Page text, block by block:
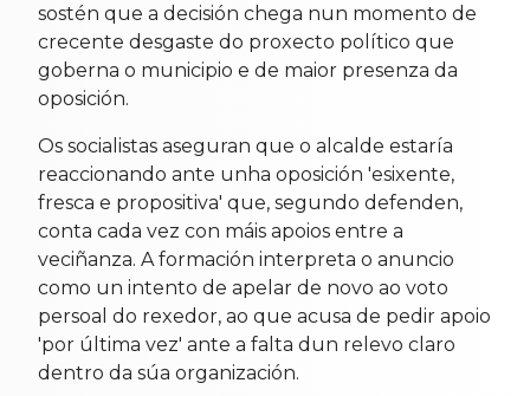
sostén que a decisión chega nun momento de
crecente desgaste do proxecto político que
goberna o municipio e de maior presenza da
oposición.
Os socialistas aseguran que o alcalde estaría
reaccionando ante unha oposición 'esixente,
fresca e propositiva' que, segundo defenden,
conta cada vez con máis apoios entre a
veciñanza. A formación interpreta o anuncio
como un intento de apelar de novo ao voto
persoal do rexedor, ao que acusa de pedir apoio
'por última vez' ante a falta dun relevo claro
dentro da súa organización.